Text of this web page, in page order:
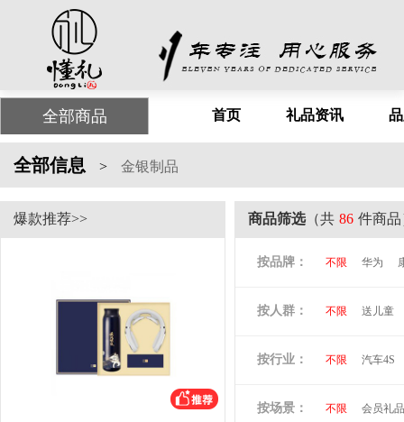
全部商品 首页 礼品资讯
全部信息 > 金银制品
爆款推荐>> 商品筛选（共 86 件商品
按品牌： 不限 华为
尚膳厨 墨森
按人群： 不限 送儿童
按行业： 不限 汽车4S
按场景： 不限 会员礼品